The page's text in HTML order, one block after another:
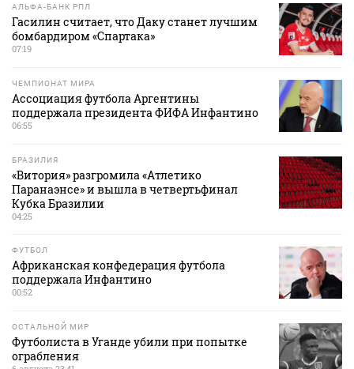
АЛЬФА-БАНК РПЛ
Гасилин считает, что Даку станет лучшим
бомбардиром «Спартака»
07:19
ЧЕМПИОНАТ МИРА
Ассоциация футбола Аргентины
поддержала президента ФИФА Инфантино
06:55
БРАЗИЛИЯ
«Витория» разгромила «Атлетико
Паранаэнсе» и вышла в четвертьфинал
Кубка Бразилии
04:25
ФУТБОЛ
Африканская конфедерация футбола
поддержала Инфантино
00:52
ОСТАЛЬНОЙ МИР
Футболиста в Уганде убили при попытке
ограбления